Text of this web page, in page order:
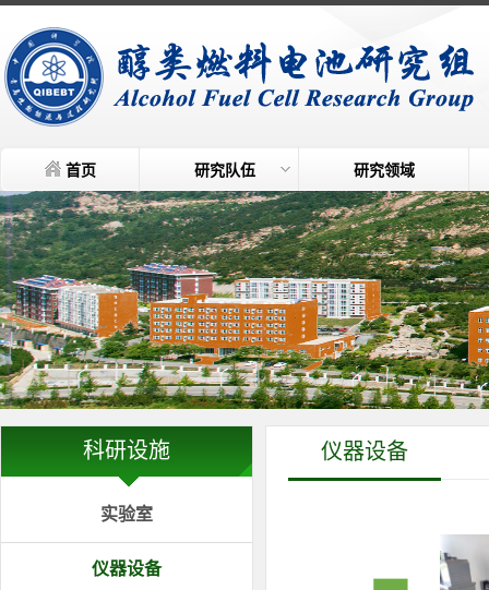
首页 研究队伍 研究领域
科研设施
实验室
仪器设备
仪器设备